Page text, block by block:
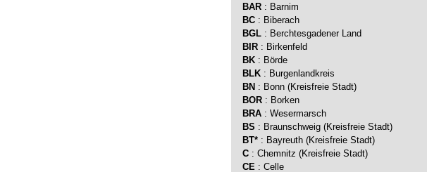
BAR : Barnim
BC : Biberach
BGL : Berchtesgadener Land
BIR : Birkenfeld
BK : Börde
BLK : Burgenlandkreis
BN : Bonn (Kreisfreie Stadt)
BOR : Borken
BRA : Wesermarsch
BS : Braunschweig (Kreisfreie Stadt)
BT* : Bayreuth (Kreisfreie Stadt)
C : Chemnitz (Kreisfreie Stadt)
CE : Celle